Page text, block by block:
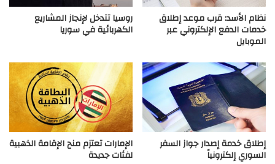
نظام الأسد: قرب موعد إطلاق
خدمات الدفع الإلكتروني عبر
الموبايل
روسيا تتدخل لإنجاز المشاريع
الكهربائية في سوريا
إطلاق خدمة إصدار جواز السفر
السوري إلكترونياً
الإمارات تعتزم منح الإقامة الذهبية
لفئات جديدة